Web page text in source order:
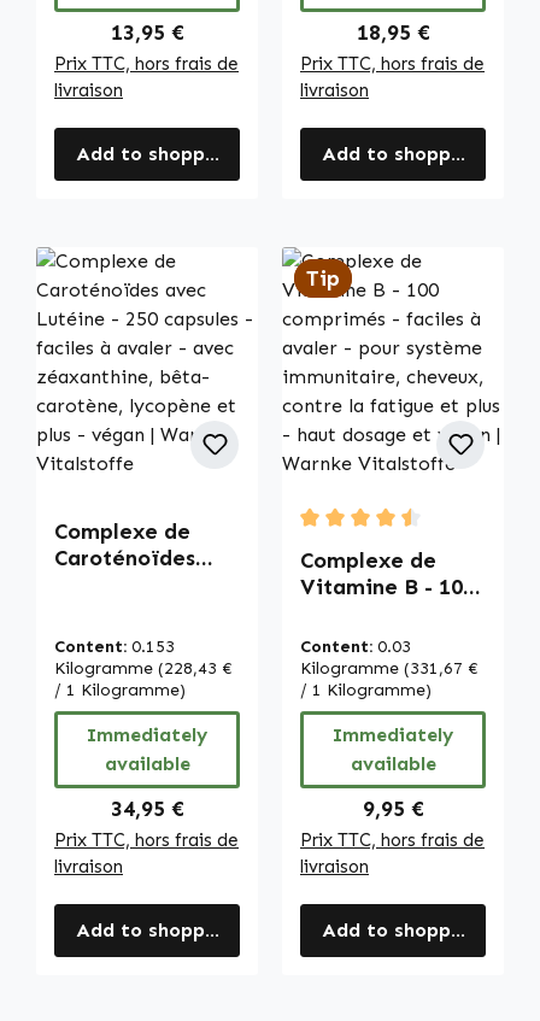
complète des
quotidiens -
végan | Warnke
Vitalstoffe
Regular price:
13,95 €
Prix TTC, hors frais de
livraison
Add to shopping cart
| Warnke
Vitalstoffe
Regular price:
18,95 €
Prix TTC, hors frais de
livraison
Add to shopping cart
Complexe de
Caroténoïdes
faciles à avaler -
avec
zéaxanthine,
bêta-carotène,
lycopène et plus -
végan | Warnke
Vitalstoffe
Content: 0.153
Kilogramme (228,43 €
/ 1 Kilogramme)
Immediately
available
Regular price:
34,95 €
Prix TTC, hors frais de
livraison
Add to shopping cart
Tip
Tip
Average rating of 4.5 out
Complexe de
Vitamine B - 100
faciles à avaler -
pour système
immunitaire,
cheveux, contre
la fatigue et plus
- haut dosage et
végan | Warnke
Vitalstoffe
Content: 0.03
Kilogramme (331,67 €
/ 1 Kilogramme)
Immediately
available
Regular price:
9,95 €
Prix TTC, hors frais de
livraison
Add to shopping cart